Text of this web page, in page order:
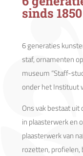
sinds 1850
6 generaties
staf, ornamenten
museum “Staff-
onder het Instituut
Ons vak bestaat
in plaasterwerk en
plaasterwerk van
rozetten, profielen,